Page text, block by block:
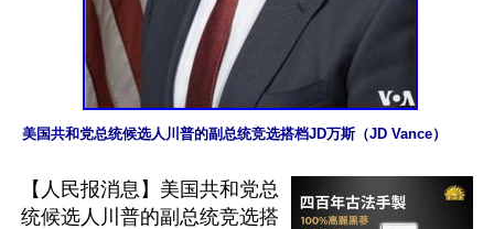
美国共和党总统候选人川普的副总统竞选搭档JD万斯（JD Vance）
【人民报消息】美国共和党总
统候选人川普的副总统竞选搭